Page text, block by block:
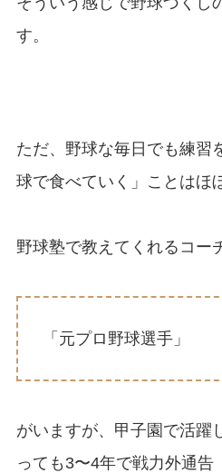
す。
ただ、野球な毎日でも練習
球で食べていく」ことはほ
野球塾で教えてくれるコー
「元プロ野球選手」
がいますが、甲子園で活躍
っても3〜4年で戦力外通告